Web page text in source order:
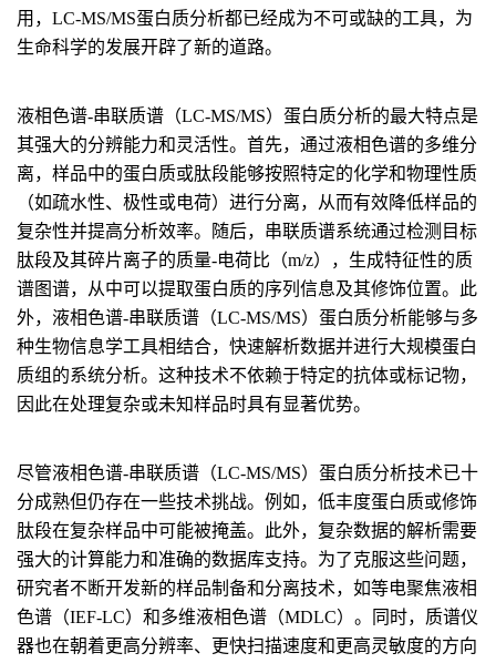
用，LC-MS/MS蛋白质分析都已经成为不可或缺的工具，为
生命科学的发展开辟了新的道路。
液相色谱-串联质谱（LC-MS/MS）蛋白质分析的最大特点是
其强大的分辨能力和灵活性。首先，通过液相色谱的多维分
离，样品中的蛋白质或肽段能够按照特定的化学和物理性质
（如疏水性、极性或电荷）进行分离，从而有效降低样品的
复杂性并提高分析效率。随后，串联质谱系统通过检测目标
肽段及其碎片离子的质量-电荷比（m/z），生成特征性的质
谱图谱，从中可以提取蛋白质的序列信息及其修饰位置。此
外，液相色谱-串联质谱（LC-MS/MS）蛋白质分析能够与多
种生物信息学工具相结合，快速解析数据并进行大规模蛋白
质组的系统分析。这种技术不依赖于特定的抗体或标记物，
因此在处理复杂或未知样品时具有显著优势。
尽管液相色谱-串联质谱（LC-MS/MS）蛋白质分析技术已十
分成熟但仍存在一些技术挑战。例如，低丰度蛋白质或修饰
肽段在复杂样品中可能被掩盖。此外，复杂数据的解析需要
强大的计算能力和准确的数据库支持。为了克服这些问题，
研究者不断开发新的样品制备和分离技术，如等电聚焦液相
色谱（IEF-LC）和多维液相色谱（MDLC）。同时，质谱仪
器也在朝着更高分辨率、更快扫描速度和更高灵敏度的方向